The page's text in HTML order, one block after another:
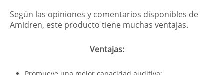
Según las opiniones y comentarios disponibles de
Amidren, este producto tiene muchas ventajas.
Ventajas: